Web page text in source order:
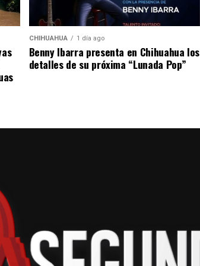
CHIHUAHUA 1 día ago
Benny Ibarra presenta en Chihuahua los
detalles de su próxima “Lunada Pop”